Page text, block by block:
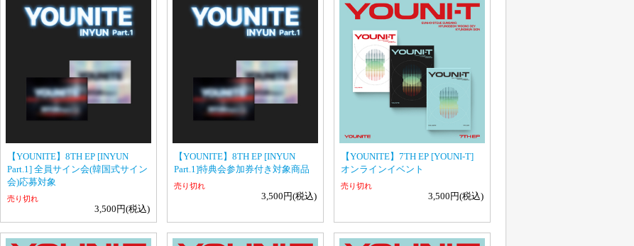
【YOUNITE】8TH EP [INYUN
Part.1] 全員サイン会(韓国式サイン
会)応募対象
売り切れ
3,500円(税込)
【YOUNITE】8TH EP [INYUN
Part.1]特典会参加券付き対象商品
売り切れ
3,500円(税込)
【YOUNITE】7TH EP [YOUNI-T]
オンラインイベント
売り切れ
3,500円(税込)